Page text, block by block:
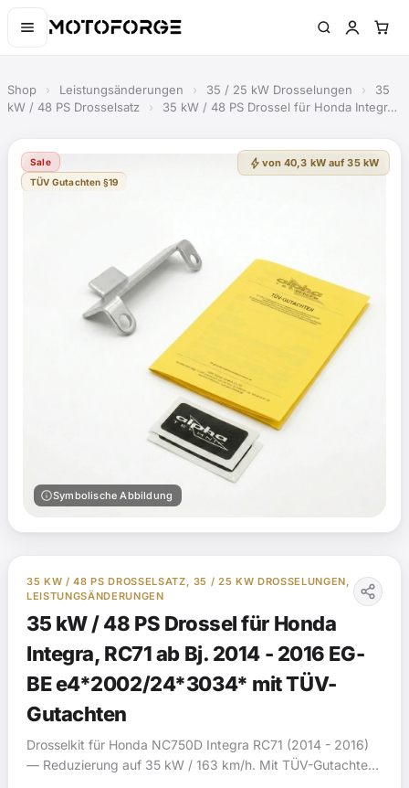
Shop › Leistungsänderungen › 35 / 25 kW Drosselungen ›
35
kW / 48 PS Drosselsatz
› 35 kW / 48 PS Drossel für Honda Integr…
Sale
TÜV Gutachten §19
bolt von 40,3 kW auf 35 kW
infoSymbolische Abbildung
35 KW / 48 PS DROSSELSATZ, 35 / 25 KW DROSSELUNGEN,
LEISTUNGSÄNDERUNGEN
35 kW / 48 PS Drossel für Honda
Integra, RC71 ab Bj. 2014 - 2016 EG-
BE e4*2002/24*3034* mit TÜV-
Gutachten
Drosselkit für Honda NC750D Integra RC71 (2014 - 2016)
— Reduzierung auf 35 kW / 163 km/h. Mit TÜV-Gutachten